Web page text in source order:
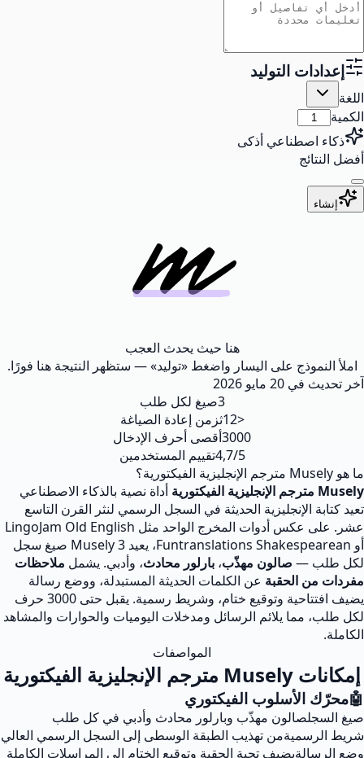
إعدادات التوليد
اللغة
الكمية
ذكاء اصطناعي أذكى
أفضل النتائج
إنشاء
هنا حيث يحدث العجب
املأ النموذج على اليسار واضغط «توليد» — ستظهر النتيجة هنا فورًا.
آخر تحديث في 20 مايو 2026
3صيغ لكل طلب
<12ث
زمن إعادة الصياغة
3000أقصى أحرف الإدخال
4,7/5تقييم المستخدمين
ما هو Musely مترجم الإنجليزية الفيكتورية؟
Musely مترجم الإنجليزية الفيكتورية
أداة نصية بالذكاء الاصطناعي
تعيد كتابة الإنجليزية الحديثة في السجل الرسمي لنثر القرن التاسع
عشر. على عكس أدوات المخرج الواحد مثل LingoJam Old English
أو Funtranslations Shakespearean، يعيد Musely 3 صيغ سجل
لكل طلب — صالون مهذّب، بارلور محادث، وأدبي. يشمل ملاحظات
مفردات من الحقبة عن الكلمات الحديثة المستبدلة، ووضع رسالة
يضيف افتتاحية وتوقيع ختام، وشريط رسمية. يقبل حتى 3000 حرف
لكل طلب، مما يلائم الرسائل ومدخلات اليوميات والحوارات والمشاهد
الكاملة.
المواصفات
إمكانات Musely مترجم الإنجليزية الفيكتورية
🤖محرّك الأسلوب الفيكتوري
صيغ السجلصالون مهذّب وبارلور محادث وأدبي في كل طلب
شريط الرسميةمن تهذيب الطبقة الوسطى إلى السجل الرسمي العالي
وضع الرسالةيضيف تحية الحقبة وتوقيع الختام إلى المراسلات الكاملة